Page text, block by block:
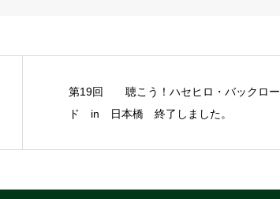
第19回 聴こう！ハセヒロ・バックロー
ド in 日本橋 終了しました。